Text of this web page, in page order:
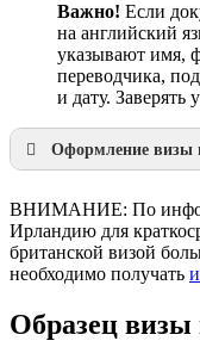
Важно! Если
на английский
указывают имя,
переводчика,
и дату. Заверять
Оформление визы
ВНИМАНИЕ: По
Ирландию для
британской визой
необходимо получать
Образец